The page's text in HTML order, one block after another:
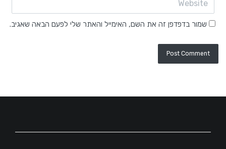
שמור בדפדפן זה את השם, האימייל והאתר שלי לפעם הבאה שאגיב.